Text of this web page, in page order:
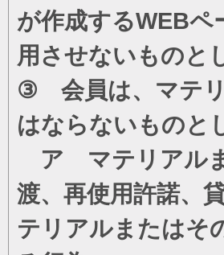
が作成するWEBペ
用させないものと
③ 会員は、マテリ
はならないものと
ア マテリアルま
渡、再使用許諾、
テリアルまたはそ